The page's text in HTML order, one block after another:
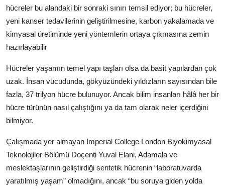
hücreler bu alandaki bir sonraki sınırı temsil ediyor; bu hücreler,
yeni kanser tedavilerinin geliştirilmesine, karbon yakalamada ve
kimyasal üretiminde yeni yöntemlerin ortaya çıkmasına zemin
hazırlayabilir
Hücreler yaşamın temel yapı taşları olsa da basit yapılardan çok
uzak. İnsan vücudunda, gökyüzündeki yıldızların sayısından bile
fazla, 37 trilyon hücre bulunuyor. Ancak bilim insanları hâlâ her bir
hücre türünün nasıl çalıştığını ya da tam olarak neler içerdiğini
bilmiyor.
Çalışmada yer almayan Imperial College London Biyokimyasal
Teknolojiler Bölümü Doçenti Yuval Elani, Adamala ve
meslektaşlarının geliştirdiği sentetik hücrenin “laboratuvarda
yaratılmış yaşam” olmadığını, ancak “bu soruya giden yolda